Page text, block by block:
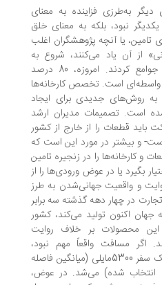
فزاینده‌ به معنای
بلکه به معنای خلق
یا آنچه پژوهشگران اغلب
یاد می‌کنند، شروع به
پیونددادن کشورها، اقتصادها و جوامع کردند. امروزه، 80 درصد
است. تخصص کارخانه‌ها
جدیدی برای ایجاد
تصمیمات مدیران ارشد
را از خارج از کشور
در مورد این است که
را در زنجیره تامین
یا در عوض ورودی‌ها را از
واقعیت جهانی‌شدن به طرز
چهار دهه گذشته سه برابر
تولید می‌کند، کشور
بر خلاف روایت
واقعاً مهم نبود،
میانگین فروش بین‌المللی شامل یک سفر 5300مایلی (میانگین فاصله
شده) می‌شد. در عوض،